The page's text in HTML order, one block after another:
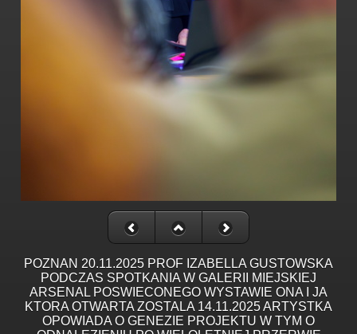
POZNAN 20.11.2025 PROF IZABELLA GUSTOWSKA
PODCZAS SPOTKANIA W GALERII MIEJSKIEJ
ARSENAL POSWIECONEGO WYSTAWIE ONA I JA
KTORA OTWARTA ZOSTALA 14.11.2025 ARTYSTKA
OPOWIADA O GENEZIE PROJEKTU W TYM O